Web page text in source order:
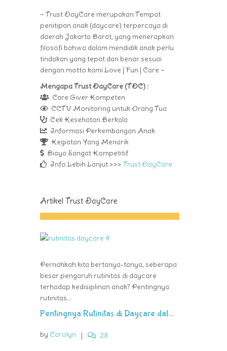
~ Trust DayCare merupakan Tempat
penitipan anak (daycare) terpercaya di
daerah Jakarta Barat, yang menerapkan
filosofi bahwa dalam mendidik anak perlu
tindakan yang tepat dan benar sesuai
dengan motto kami Love | Fun | Care ~
Mengapa Trust DayCare (TDC) :
Care Giver Kompeten
CCTV Monitoring untuk Orang Tua
Cek Kesehatan Berkala
Informasi Perkembangan Anak
Kegiatan Yang Menarik
Biaya Sangat Kompetitif
Info Lebih Lanjut >>> Trust DayCare
Artikel Trust DayCare
Pernahkah kita bertanya-tanya, seberapa
besar pengaruh rutinitas di daycare
terhadap kedisiplinan anak? Pentingnya
rutinitas...
Pentingnya Rutinitas di Daycare dal...
by Carolyn | 28